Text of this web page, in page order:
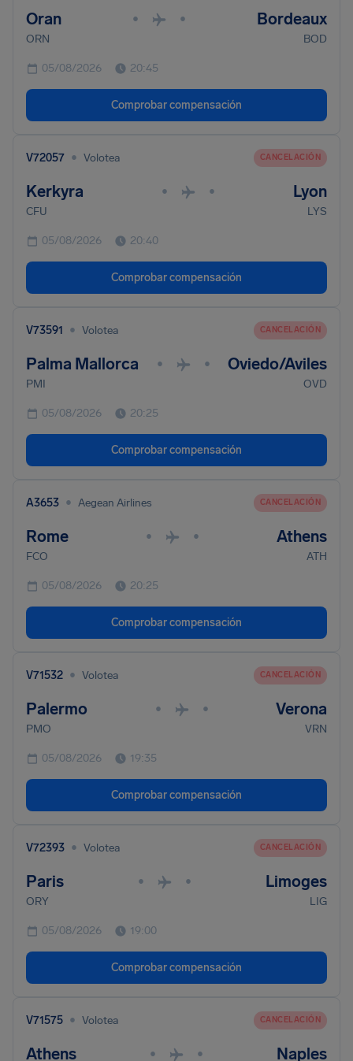
Oran • • Bordeaux
ORN BOD
05/08/2026 20:45
Comprobar compensación
V72057 • Volotea CANCELACIÓN
Kerkyra • • Lyon
CFU LYS
05/08/2026 20:40
Comprobar compensación
V73591 • Volotea CANCELACIÓN
Palma Mallorca • • Oviedo/Aviles
PMI OVD
05/08/2026 20:25
Comprobar compensación
A3653 • Aegean Airlines CANCELACIÓN
Rome • • Athens
FCO ATH
05/08/2026 20:25
Comprobar compensación
V71532 • Volotea CANCELACIÓN
Palermo • • Verona
PMO VRN
05/08/2026 19:35
Comprobar compensación
V72393 • Volotea CANCELACIÓN
Paris • • Limoges
ORY LIG
05/08/2026 19:00
Comprobar compensación
V71575 • Volotea CANCELACIÓN
Athens • • Naples